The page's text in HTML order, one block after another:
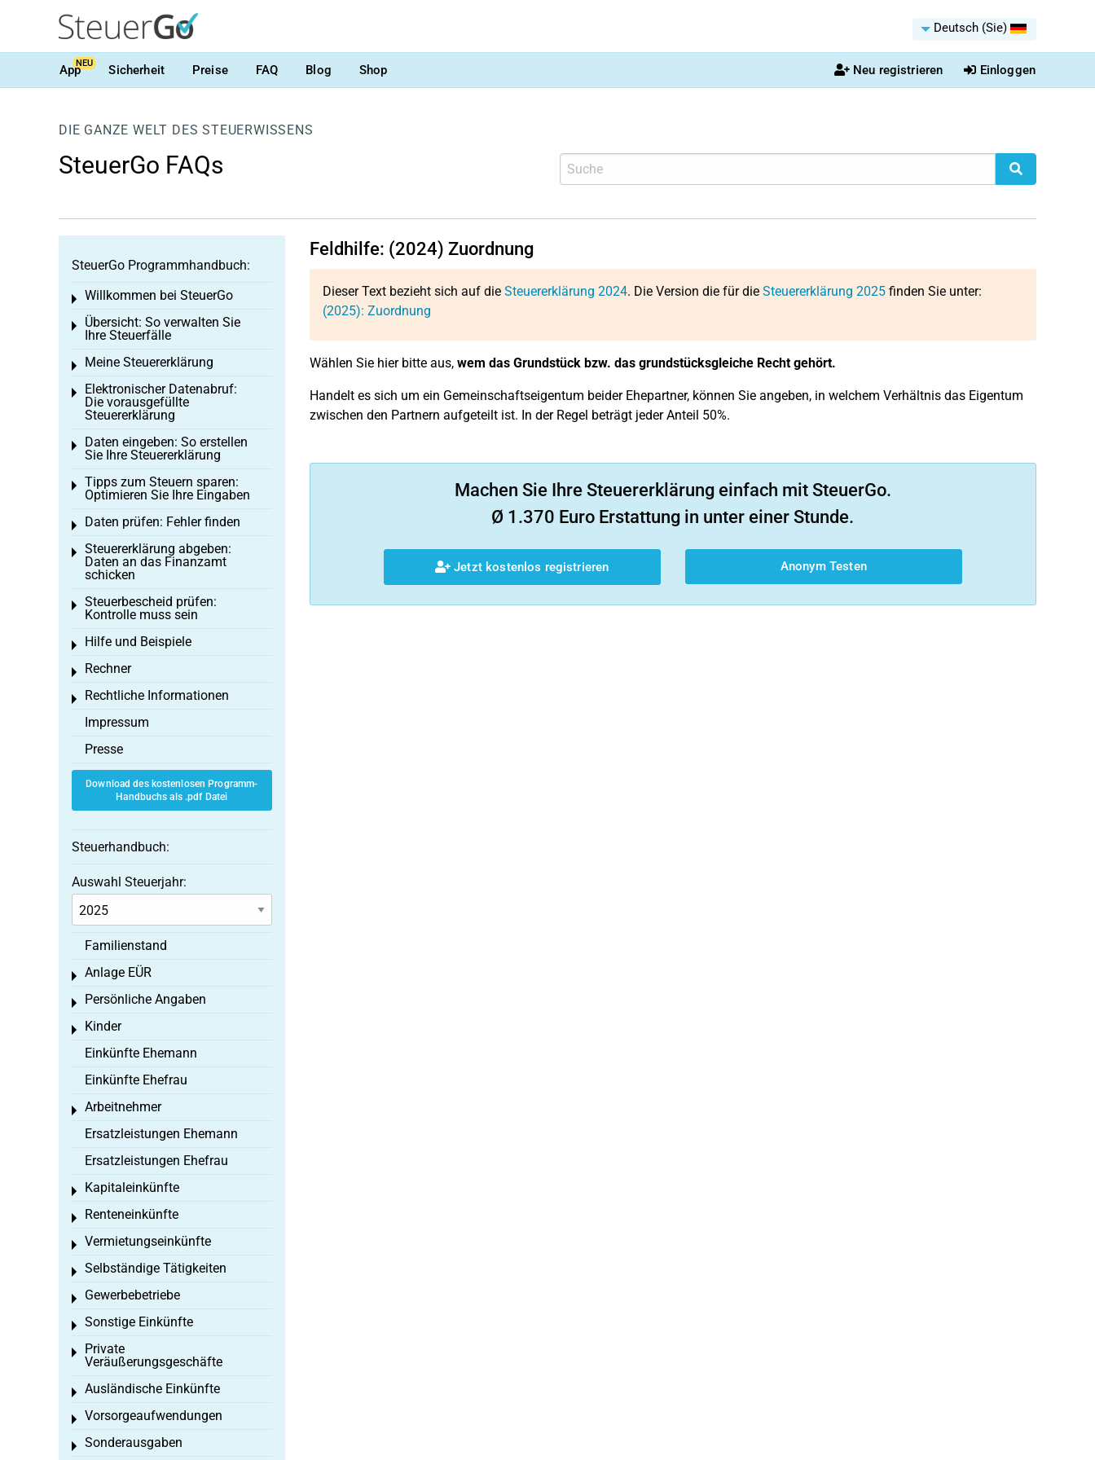
Deutsch (Sie)
AppNEU Sicherheit Preise FAQ Blog Shop Neu registrieren Einloggen
DIE GANZE WELT DES STEUERWISSENS
SteuerGo FAQs
Feldhilfe: (2024) Zuordnung
Dieser Text bezieht sich auf die Steuererklärung 2024. Die Version die für die Steuererklärung 2025finden Sie unter:
(2025): Zuordnung
Wählen Sie hier bitte aus, wem das Grundstück bzw. das grundstücksgleiche Recht gehört.
Handelt es sich um ein Gemeinschaftseigentum beider Ehepartner, können Sie angeben, in welchem Verhältnis das Eigentum
zwischen den Partnern aufgeteilt ist. In der Regel beträgt jeder Anteil 50%.
Machen Sie Ihre Steuererklärung einfach mit SteuerGo.
Ø 1.370 Euro Erstattung in unter einer Stunde.
Jetzt kostenlos registrieren Anonym Testen
SteuerGo Programmhandbuch:
Willkommen bei SteuerGo
Toggle menu
Übersicht: So verwalten Sie
Ihre Steuerfälle
Toggle menu
Meine Steuererklärung
Toggle menu
Elektronischer Datenabruf:
Die vorausgefüllte
Steuererklärung
Toggle menu
Daten eingeben: So erstellen
Sie Ihre Steuererklärung
Toggle menu
Tipps zum Steuern sparen:
Optimieren Sie Ihre Eingaben
Toggle menu
Daten prüfen: Fehler finden
Toggle menu
Steuererklärung abgeben:
Daten an das Finanzamt
schicken
Toggle menu
Steuerbescheid prüfen:
Kontrolle muss sein
Toggle menu
Hilfe und Beispiele
Toggle menu
Rechner
Toggle menu
Rechtliche Informationen
Toggle menu
Impressum
Presse
Download des kostenlosen Programm-
Handbuchs als .pdf Datei
Steuerhandbuch:
Auswahl Steuerjahr:
Familienstand
Anlage EÜR
Toggle menu
Persönliche Angaben
Toggle menu
Kinder
Toggle menu
Einkünfte Ehemann
Einkünfte Ehefrau
Arbeitnehmer
Toggle menu
Ersatzleistungen Ehemann
Ersatzleistungen Ehefrau
Kapitaleinkünfte
Toggle menu
Renteneinkünfte
Toggle menu
Vermietungseinkünfte
Toggle menu
Selbständige Tätigkeiten
Toggle menu
Gewerbebetriebe
Toggle menu
Sonstige Einkünfte
Toggle menu
Private
Veräußerungsgeschäfte
Toggle menu
Ausländische Einkünfte
Toggle menu
Vorsorgeaufwendungen
Toggle menu
Sonderausgaben
Toggle menu